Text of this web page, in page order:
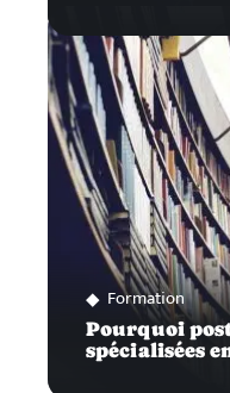
Formation
Pourquoi
spécialisées